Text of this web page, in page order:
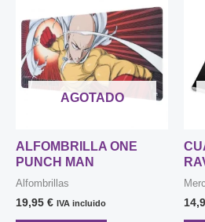
AGOTADO
ALFOMBRILLA ONE
PUNCH MAN
Alfombrillas
19,95 € IVA incluido